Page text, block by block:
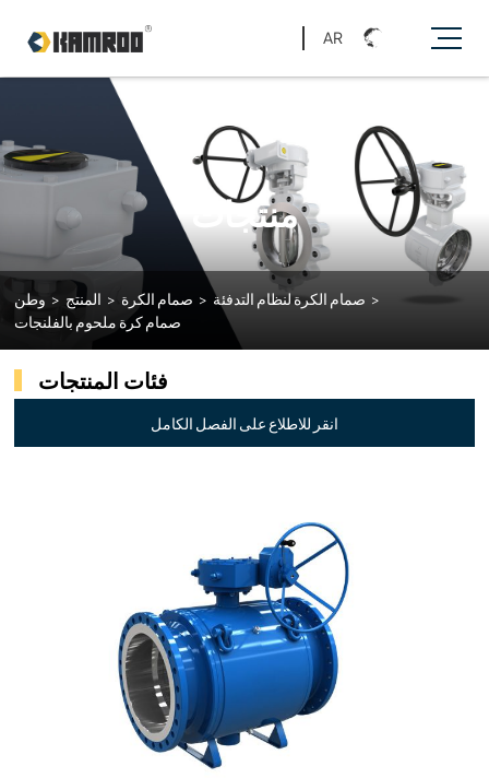
AR
منتجات
وطن > المنتج > صمام الكرة > صمام الكرة لنظام التدفئة >
صمام كرة ملحوم بالفلنجات
فئات المنتجات
انقر للاطلاع على الفصل الكامل